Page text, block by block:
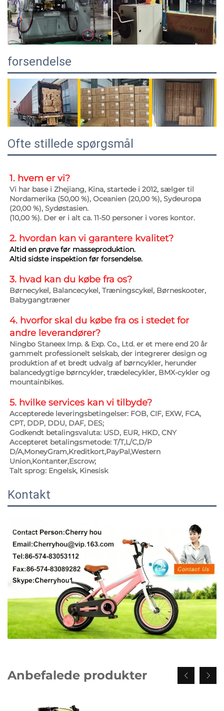
forsendelse
Ofte stillede spørgsmål
1. hvem er vi?
Vi har base i Zhejiang, Kina, startede i 2012, sælger til
Nordamerika (50,00 %), Oceanien (20,00 %), Sydeuropa
(20,00 %), Sydøstasien.
(10,00 %). Der er i alt ca. 11-50 personer i vores kontor.
2. hvordan kan vi garantere kvalitet?
Altid en prøve før masseproduktion.
Altid sidste inspektion før forsendelse.
3. hvad kan du købe fra os?
Børnecykel, Balancecykel, Træningscykel, Børneskooter,
Babygangtræner
4. hvorfor skal du købe fra os i stedet for
andre leverandører?
Ningbo Staneex Imp. & Exp. Co., Ltd. er et mere end 20 år
gammelt professionelt selskab, der integrerer design og
produktion af et bredt udvalg af børncykler, herunder
balancedygtige børncykler, trædelecykler, BMX-cykler og
mountainbikes.
5. hvilke services kan vi tilbyde?
Accepterede leveringsbetingelser: FOB, CIF, EXW, FCA,
CPT, DDP, DDU, DAF, DES;
Godkendt betalingsvaluta: USD, EUR, HKD, CNY
Accepteret betalingsmetode: T/T,L/C,D/P
D/A,MoneyGram,Kreditkort,PayPal,Western
Union,Kontanter,Escrow;
Talt sprog: Engelsk, Kinesisk
Kontakt
Anbefalede produkter